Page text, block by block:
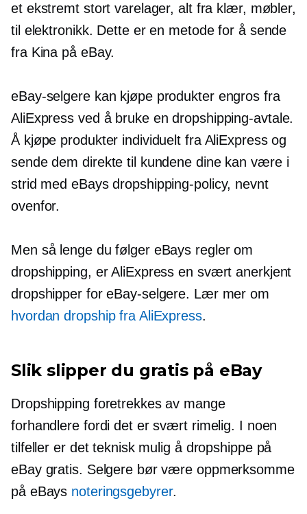
et ekstremt stort varelager, alt fra klær, møbler,
til elektronikk. Dette er en metode for å sende
fra Kina på eBay.
eBay-selgere kan kjøpe produkter engros fra
AliExpress ved å bruke en dropshipping-avtale.
Å kjøpe produkter individuelt fra AliExpress og
sende dem direkte til kundene dine kan være i
strid med eBays dropshipping-policy, nevnt
ovenfor.
Men så lenge du følger eBays regler om
dropshipping, er AliExpress en svært anerkjent
dropshipper for eBay-selgere. Lær mer om
hvordan dropship fra AliExpress.
Slik slipper du gratis på eBay
Dropshipping foretrekkes av mange
forhandlere fordi det er svært rimelig. I noen
tilfeller er det teknisk mulig å dropshippe på
eBay gratis. Selgere bør være oppmerksomme
på eBays noteringsgebyrer.